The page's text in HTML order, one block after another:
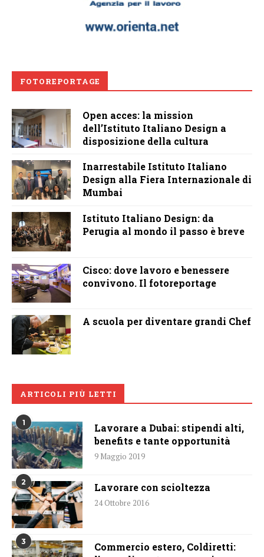
FOTOREPORTAGE
Open acces: la mission
dell’Istituto Italiano Design a
disposizione della cultura
Inarrestabile Istituto Italiano
Design alla Fiera Internazionale di
Mumbai
Istituto Italiano Design: da
Perugia al mondo il passo è breve
Cisco: dove lavoro e benessere
convivono. Il fotoreportage
A scuola per diventare grandi Chef
ARTICOLI PIÙ LETTI
1
Lavorare a Dubai: stipendi alti,
benefits e tante opportunità
9 Maggio 2019
2 Lavorare con scioltezza
24 Ottobre 2016
3
Commercio estero, Coldiretti: